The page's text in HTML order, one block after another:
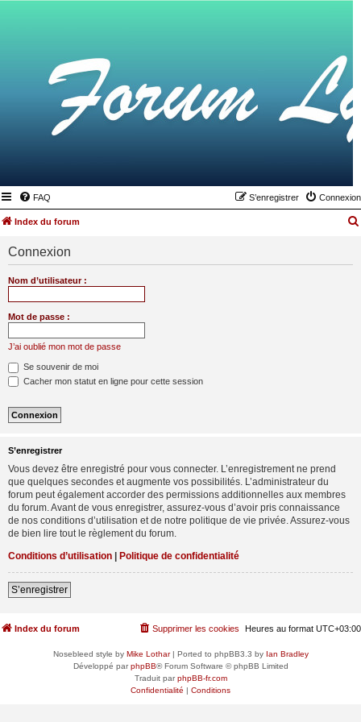
FAQ Connexion
S’enregistrer
Index du forum
Connexion
Nom d’utilisateur :
Mot de passe :
J’ai oublié mon mot de passe
Se souvenir de moi
Cacher mon statut en ligne pour cette session
S’enregistrer
Vous devez être enregistré pour vous connecter. L’enregistrement ne prend
que quelques secondes et augmente vos possibilités. L’administrateur du
forum peut également accorder des permissions additionnelles aux membres
du forum. Avant de vous enregistrer, assurez-vous d’avoir pris connaissance
de nos conditions d’utilisation et de notre politique de vie privée. Assurez-vous
de bien lire tout le règlement du forum.
Conditions d’utilisation | Politique de confidentialité
S’enregistrer
Index du forum Heures au format UTC+03:00
Supprimer les cookies
Nosebleed style by Mike Lothar| Ported to phpBB3.3 by Ian Bradley
Développé parphpBB® Forum Software © phpBB Limited
Traduit parphpBB-fr.com
Confidentialité | Conditions